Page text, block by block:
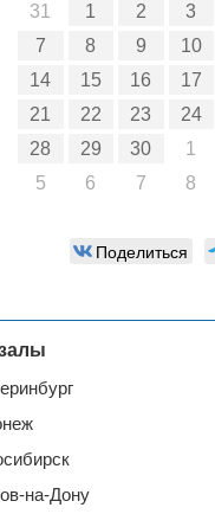
31
1 2 3
7
8 9 10
14
15 16 17
21
22 23 24
28
29 30 1
5
6 7 8
Поделиться
на-Дону